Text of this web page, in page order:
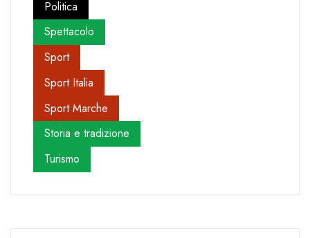
Politica
Spettacolo
Sport
Sport Italia
Sport Marche
Storia e tradizione
Turismo